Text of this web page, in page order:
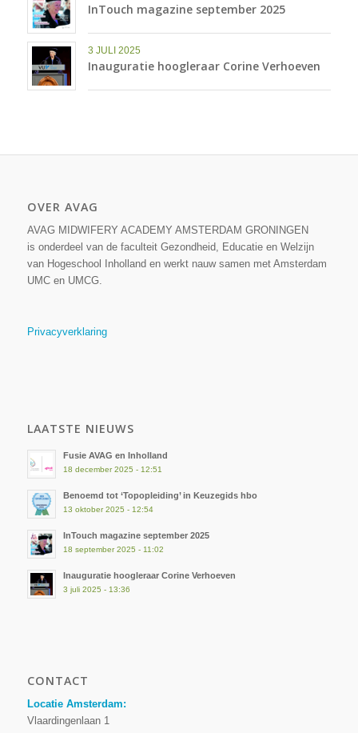
InTouch magazine september 2025
3 JULI 2025
Inauguratie hoogleraar Corine Verhoeven
OVER AVAG
AVAG MIDWIFERY ACADEMY AMSTERDAM GRONINGEN
is onderdeel van de faculteit Gezondheid, Educatie en Welzijn
van Hogeschool Inholland en werkt nauw samen met Amsterdam
UMC en UMCG.
Privacyverklaring
LAATSTE NIEUWS
Fusie AVAG en Inholland
18 december 2025 - 12:51
Benoemd tot ‘Topopleiding’ in Keuzegids hbo
13 oktober 2025 - 12:54
InTouch magazine september 2025
18 september 2025 - 11:02
Inauguratie hoogleraar Corine Verhoeven
3 juli 2025 - 13:36
CONTACT
Locatie Amsterdam:
Vlaardingenlaan 1